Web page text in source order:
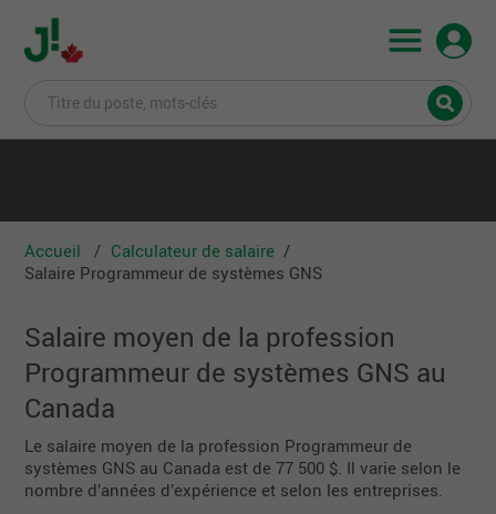
Accueil
Calculateur de salaire
Salaire Programmeur de systèmes GNS
Salaire moyen de la profession
Programmeur de systèmes GNS au
Canada
Le salaire moyen de la profession Programmeur de
systèmes GNS au Canada est de 77 500 $. Il varie selon le
nombre d’années d’expérience et selon les entreprises.